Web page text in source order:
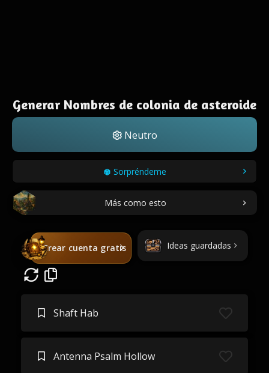
Generar Nombres de colonia de asteroide
Neutro
Sorpréndeme
Más como esto
Crear cuenta gratis Ideas guardadas
Shaft Hab
Antenna Psalm Hollow